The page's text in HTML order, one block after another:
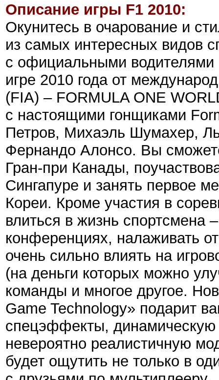
Описание игры F1 2010:
Окунитесь в очарование и
из самых интересных видов
с официальными водителями
игре 2010 года от
(FIA) – FORMULA ONE
с настоящими гонщиками
Петров, Михаэль Шумахер,
Фернандо Алонсо. Вы
Гран-при Канады,
Сингапуре и занять первое
Кореи. Кроме участия в
влиться в жизнь спортсмена
конференциях, налаживать
очень сильно влиять на
(на деньги которых можно
команды и многое другое.
Game Technology» подарит
спецэффекты,
невероятно реалистичную
будет ощутить не только в